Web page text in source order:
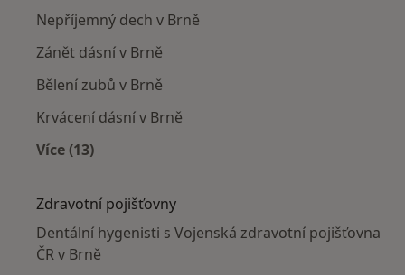
Nepříjemný dech v Brně
Zánět dásní v Brně
Bělení zubů v Brně
Krvácení dásní v Brně
Více (13)
Zdravotní pojišťovny
Dentální hygenisti s Vojenská zdravotní pojišťovna
ČR v Brně